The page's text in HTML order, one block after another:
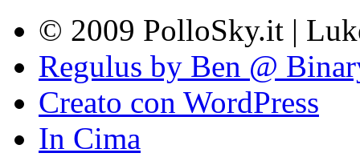
© 2009 PolloSky.it |
Regulus by Ben @
Creato con WordPress
In Cima